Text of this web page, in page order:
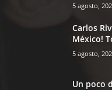
5 agosto,
Carlos
México!
5 agosto,
Un poco